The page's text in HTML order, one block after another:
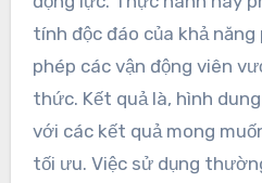
tính độc đáo của khả
phép các vận động viên
thức. Kết quả là, hình
với các kết quả mong
tối ưu. Việc sử dụng